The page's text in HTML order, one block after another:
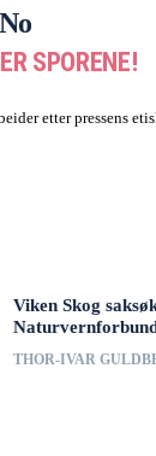
SPORENE!
etter pressens
Viken Skog
THOR-IVAR